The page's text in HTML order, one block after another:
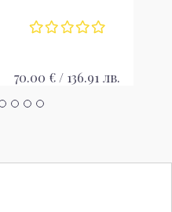
70.00 € / 136.91 лв.